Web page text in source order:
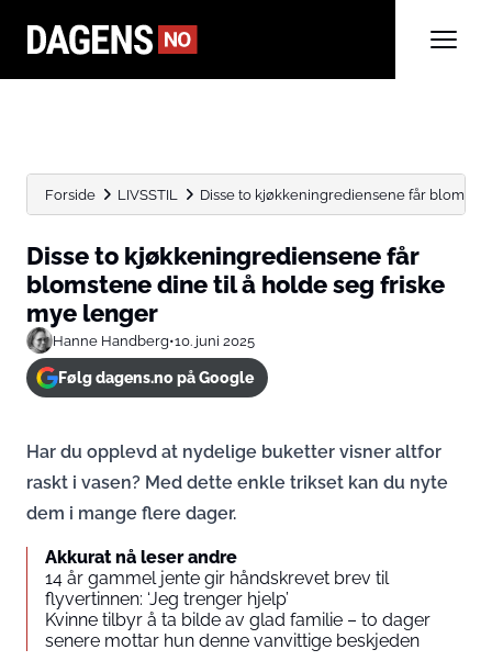
Forside LIVSSTIL Disse to kjøkkeningrediensene får
Disse to kjøkkeningrediensene får
blomstene dine til å holde seg friske
mye lenger
Hanne Handberg•10. juni 2025
Følg dagens.no på Google
Har du opplevd at nydelige buketter visner altfor
raskt i vasen? Med dette enkle trikset kan du nyte
dem i mange flere dager.
Akkurat nå leser andre
14 år gammel jente gir håndskrevet brev til
flyvertinnen: ‘Jeg trenger hjelp’
Kvinne tilbyr å ta bilde av glad familie – to dager
senere mottar hun denne vanvittige beskjeden